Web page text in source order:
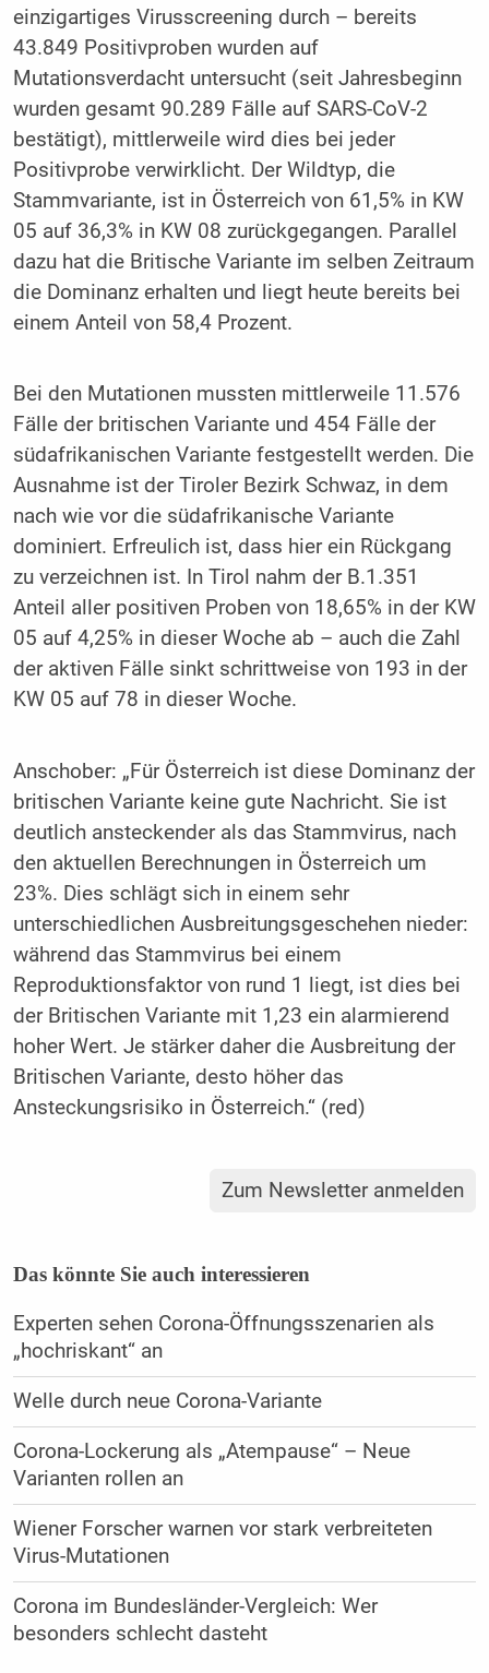
einzigartiges Virusscreening durch – bereits
43.849 Positivproben wurden auf
Mutationsverdacht untersucht (seit Jahresbeginn
wurden gesamt 90.289 Fälle auf SARS-CoV-2
bestätigt), mittlerweile wird dies bei jeder
Positivprobe verwirklicht. Der Wildtyp, die
Stammvariante, ist in Österreich von 61,5% in KW
05 auf 36,3% in KW 08 zurückgegangen. Parallel
dazu hat die Britische Variante im selben Zeitraum
die Dominanz erhalten und liegt heute bereits bei
einem Anteil von 58,4 Prozent.
Bei den Mutationen mussten mittlerweile 11.576
Fälle der britischen Variante und 454 Fälle der
südafrikanischen Variante festgestellt werden. Die
Ausnahme ist der Tiroler Bezirk Schwaz, in dem
nach wie vor die südafrikanische Variante
dominiert. Erfreulich ist, dass hier ein Rückgang
zu verzeichnen ist. In Tirol nahm der B.1.351
Anteil aller positiven Proben von 18,65% in der KW
05 auf 4,25% in dieser Woche ab – auch die Zahl
der aktiven Fälle sinkt schrittweise von 193 in der
KW 05 auf 78 in dieser Woche.
Anschober: „Für Österreich ist diese Dominanz der
britischen Variante keine gute Nachricht. Sie ist
deutlich ansteckender als das Stammvirus, nach
den aktuellen Berechnungen in Österreich um
23%. Dies schlägt sich in einem sehr
unterschiedlichen Ausbreitungsgeschehen nieder:
während das Stammvirus bei einem
Reproduktionsfaktor von rund 1 liegt, ist dies bei
der Britischen Variante mit 1,23 ein alarmierend
hoher Wert. Je stärker daher die Ausbreitung der
Britischen Variante, desto höher das
Ansteckungsrisiko in Österreich.“ (red)
Zum Newsletter anmelden
Das könnte Sie auch interessieren
Experten sehen Corona-Öffnungsszenarien als
„hochriskant“ an
Welle durch neue Corona-Variante
Corona-Lockerung als „Atempause“ – Neue
Varianten rollen an
Wiener Forscher warnen vor stark verbreiteten
Virus-Mutationen
Corona im Bundesländer-Vergleich: Wer
besonders schlecht dasteht